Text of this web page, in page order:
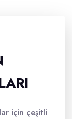
için çeşitli